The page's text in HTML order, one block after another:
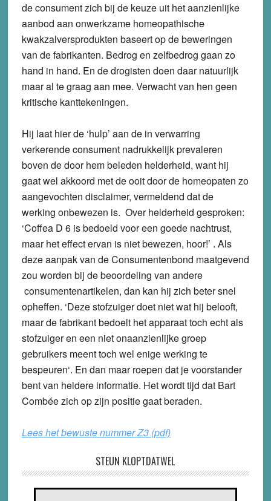
de consument zich bij de keuze uit het aanzienlijke
aanbod aan onwerkzame homeopathische
kwakzalversprodukten baseert op de beweringen
van de fabrikanten. Bedrog en zelfbedrog gaan zo
hand in hand. En de drogisten doen daar natuurlijk
maar al te graag aan mee. Verwacht van hen geen
kritische kanttekeningen.
Hij laat hier de ‘hulp’ aan de in verwarring
verkerende consument nadrukkelijk prevaleren
boven de door hem beleden helderheid, want hij
gaat wel akkoord met de ooit door de homeopaten zo
aangevochten disclaimer, vermeldend dat de
werking onbewezen is. Over helderheid gesproken:
‘Coffea D 6 is bedoeld voor een goede nachtrust,
maar het effect ervan is niet bewezen, hoor!’ . Als
deze aanpak van de Consumentenbond maatgevend
zou worden bij de beoordeling van andere
consumentenartikelen, dan kan hij zich beter snel
opheffen. ‘Deze stofzuiger doet niet wat hij belooft,
maar de fabrikant bedoelt het apparaat toch echt als
stofzuiger en een niet onaanzienlijke groep
gebruikers meent toch wel enige werking te
bespeuren‘. En dan maar roepen dat je voorstander
bent van heldere informatie. Het wordt tijd dat Bart
Combée zich op zijn positie gaat beraden.
Lees het bewuste nummer Z3 (pdf)
STEUN KLOPTDATWEL